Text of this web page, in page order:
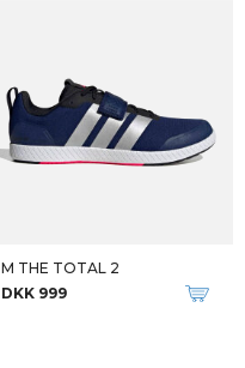
M THE TOTAL 2
DKK 999